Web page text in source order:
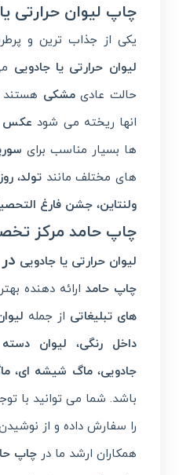
چاپ لیوان حرارتی
یکی از جذاب ترین و
لیوان حرارتی یا جادویی
حالت عادیمشکی هستند
انها ریخته می شود عکس
ها بسیار مناسب برای
های مختلف مانند تولد،
ولنتاین،جشن فارغ
چاپ حامد مرکز
لیوان حرارتی یا جادویی
چاپ حامد ارائه دهنده
های تبلیغاتی از جمله
داخل رنگی،لیوان دسته
جادویی،ماگ شیشه ای،
باشد. شما می توانید با
را سفارش داده و از
همکاران ارشد ما در چاپ